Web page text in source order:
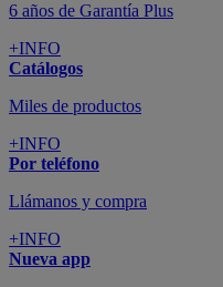
6 años de Garantía Plus
+INFO
Catálogos
Miles de productos
+INFO
Por teléfono
Llámanos y compra
+INFO
Nueva app